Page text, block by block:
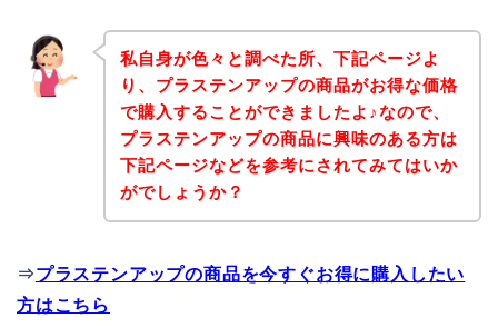
私自身が色々と調べた所、下記ページよ
り、プラステンアップの商品がお得な価格
で購入することができましたよ♪なので、
プラステンアップの商品に興味のある方は
下記ページなどを参考にされてみてはいか
がでしょうか？
⇒プラステンアップの商品を今すぐお得に購入したい
方はこちら